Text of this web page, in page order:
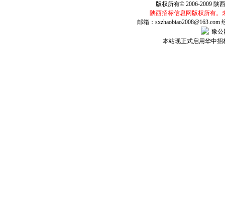
版权所有© 2006-2009 陕
陕西招标信息网版权所有。
邮箱：sxzhaobiao2008@163.com
豫公
本站现正式启用华中招